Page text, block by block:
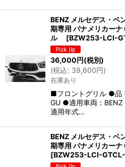
BENZ メルセデス・
期専用 パナメリカーナ
ル
[BZW253-LCI-
36,000円(税別)
(税込: 39,600円)
在庫あり
■フロントグリル ●品
GU ●適用車両：
適用年式…
BENZ メルセデス・
期専用 パナメリカー
[BZW253-LCI-